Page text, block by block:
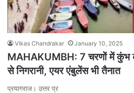
Vikas Chandrakar January 10, 2025
MAHAKUMBH: 7 चरणों में कुंभ
से निगरानी, एयर एंबुलेंस भी तैनात
प्रयागराज। उत्तर प्र